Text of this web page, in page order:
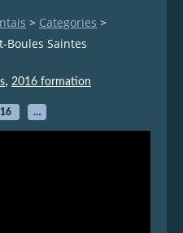
> Categories >
Boules Saintes
, 2016 formation
…